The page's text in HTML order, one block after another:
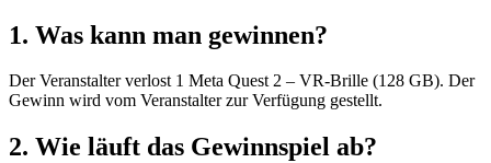
1. Was kann man gewinnen?
Der Veranstalter verlost 1 Meta Quest 2 – VR-Brille (128 GB). Der
Gewinn wird vom Veranstalter zur Verfügung gestellt.
2. Wie läuft das Gewinnspiel ab?